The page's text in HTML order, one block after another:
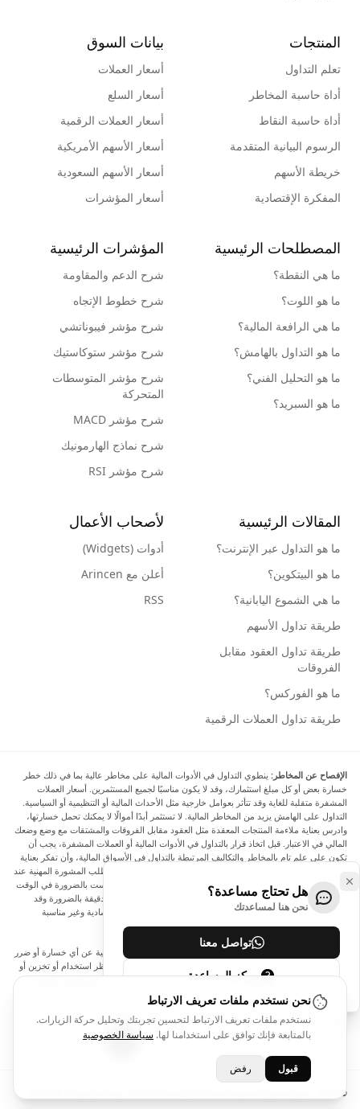
المنتجات
تعلم التداول
أداة حاسبة المخاطر
أداة حاسبة النقاط
الرسوم البيانية المتقدمة
خريطة الأسهم
المفكرة الإقتصادية
بيانات السوق
أسعار العملات
أسعار السلع
أسعار العملات الرقمية
أسعار الأسهم الأمريكية
أسعار الأسهم السعودية
أسعار المؤشرات
المصطلحات الرئيسية
ما هي النقطة؟
ما هو اللوت؟
ما هي الرافعة المالية؟
ما هو التداول بالهامش؟
ما هو التحليل الفني؟
ما هو السبريد؟
المؤشرات الرئيسية
شرح الدعم والمقاومة
شرح خطوط الإتجاه
شرح مؤشر فيبوناتشي
شرح مؤشر ستوكاستيك
شرح مؤشر المتوسطات
المتحركة
شرح مؤشر MACD
شرح نماذج الهارمونيك
شرح مؤشر RSI
المقالات الرئيسية
ما هو التداول عبر الإنترنت؟
ما هو البيتكوين؟
ما هي الشموع اليابانية؟
طريقة تداول الأسهم
طريقة تداول العقود مقابل
الفروقات
ما هو الفوركس؟
طريقة تداول العملات الرقمية
لأصحاب الأعمال
أدوات (Widgets)
أعلن مع Arincen
RSS
الإفصاح عن المخاطر: ينطوي التداول في الأدوات المالية على مخاطر عالية بما في ذلك خطر
خسارة بعض أو كل مبلغ استثمارك، وقد لا يكون مناسبًا لجميع المستثمرين. أسعار العملات
المشفرة متقلبة للغاية وقد تتأثر بعوامل خارجية مثل الأحداث المالية أو التنظيمية أو السياسية.
التداول على الهامش يزيد من المخاطر المالية. لا تستثمر أبدًا أموالًا لا يمكنك تحمل خسارتها،
وادرس بعناية ملاءمة المنتجات المعقدة مثل العقود مقابل الفروقات والمشتقات مع وضع وضعك
المالي في الاعتبار. قبل اتخاذ قرار بالتداول في الأدوات المالية أو العملات المشفرة، يجب أن
تكون على علم تام بالمخاطر والتكاليف المرتبطة بالتداول في الأسواق المالية، وأن تفكر بعناية
في أهدافك الاستثمارية ومستوى خبرتك ورغبتك في المخاطرة، وأن تطلب المشورة المهنية عند
الحاجة. تود Arincen أن تذكرك بأن البيانات الواردة في هذا الموقع ليست بالضرورة في الوقت
الفعلي وليست دقيقة. البيانات والأسعار الموجودة على الموقع ليست دقيقة بالضرورة وقد
تختلف عن السعر الفعلي في أي سوق معينة، مما يعني أن الأسعار إرشادية وغير مناسبة
لأغراض التداول.
لن يتحمل Arincen وأي مزود للبيانات الواردة في هذا الموقع المسؤولية عن أي خسارة أو ضرر
نتيجة لتداولك، أو اعتمادك على المعلومات الواردة في هذا الموقع. يحظر استخدام أو تخزين أو
إعادة إنتاج أو عرض أو تعديل أو نقل أو توزيع البيانات الموجودة في هذا الموقع دون الحصول
على إذن كتابي صريح مسبق من Arincen و/أو مزود البيانات. جميع حقوق الملكية الفكرية
محفوظة من قبل مقدمي الخدمة و/أو البورصة التي تقدم البيانات الواردة في هذا الموقع. قد
يتم تعويض Arincen من قبل المعلنين الذين يظهرون على الموقع، بناءً على تفاعلك مع
الإعلانات أو المعلنين.
© 2026 - جميع الحقوق محفوظة لشركة Arincen L.L.C-FZ - رقم الترخيص 2420098.01
هل تحتاج مساعدة؟
نحن هنا لمساعدتك
تواصل معنا
مركز المساعدة
نحن نستخدم ملفات تعريف الارتباط
نستخدم ملفات تعريف الارتباط لتحسين تجربتك وتحليل حركة الزيارات.
بالمتابعة فإنك توافق على استخدامنا لها. سياسة الخصوصية
قبول رفض